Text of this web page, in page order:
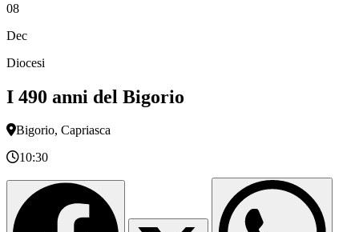
08
Dec
Diocesi
I 490 anni del Bigorio
Bigorio, Capriasca
10:30